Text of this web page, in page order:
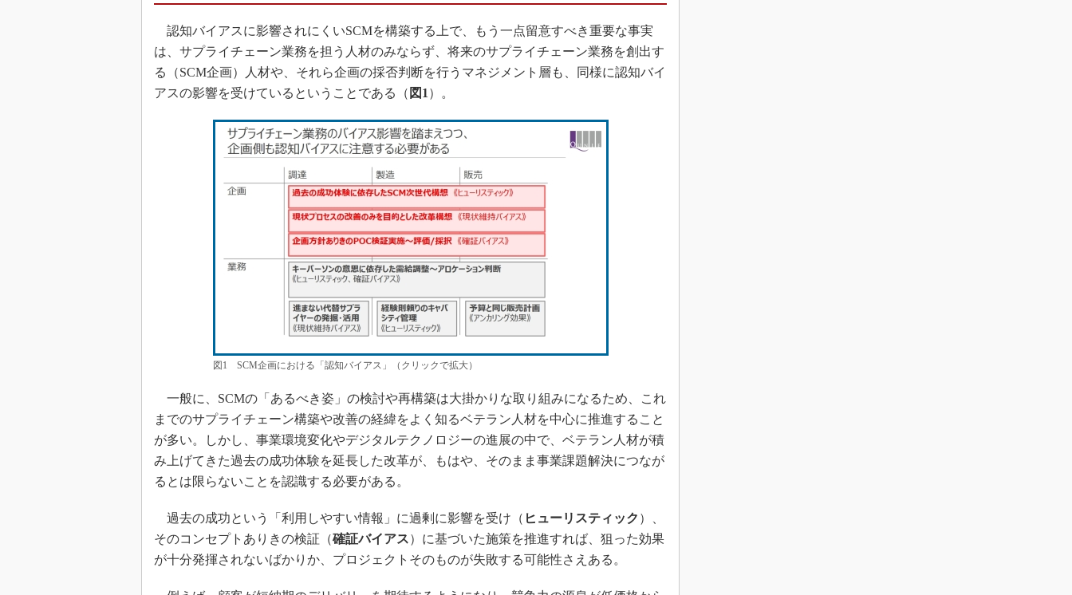
認知バイアスに影響されにくいSCMを構築する上で、もう一点留意すべき重要な事実
は、サプライチェーン業務を担う人材のみならず、将来のサプライチェーン業務を創出す
る（SCM企画）人材や、それら企画の採否判断を行うマネジメント層も、同様に認知バイ
アスの影響を受けているということである（ 図1 ）。
図1 SCM企画における「認知バイアス」（クリックで拡大）
一般に、SCMの「あるべき姿」の検討や再構築は大掛かりな取り組みになるため、これ
までのサプライチェーン構築や改善の経緯をよく知るベテラン人材を中心に推進すること
が多い。しかし、事業環境変化やデジタルテクノロジーの進展の中で、ベテラン人材が積
み上げてきた過去の成功体験を延長した改革が、もはや、そのまま事業課題解決につなが
るとは限らないことを認識する必要がある。
過去の成功という「利用しやすい情報」に過剰に影響を受け（ ヒューリスティック ）、
そのコンセプトありきの検証（確証バイアス）に基づいた施策を推進すれば、狙った効果
が十分発揮されないばかりか、プロジェクトそのものが失敗する可能性さえある。